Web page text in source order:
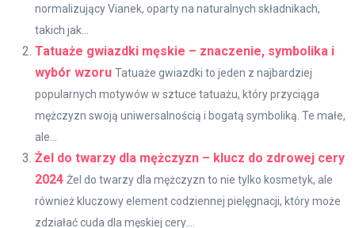
normalizujący Vianek, oparty na naturalnych składnikach,
takich jak...
Tatuaże gwiazdki męskie – znaczenie, symbolika i
wybór wzoru Tatuaże gwiazdki to jeden z najbardziej
popularnych motywów w sztuce tatuażu, który przyciąga
mężczyzn swoją uniwersalnością i bogatą symboliką. Te małe,
ale...
Żel do twarzy dla mężczyzn – klucz do zdrowej cery
2024 Żel do twarzy dla mężczyzn to nie tylko kosmetyk, ale
również kluczowy element codziennej pielęgnacji, który może
zdziałać cuda dla męskiej cery....